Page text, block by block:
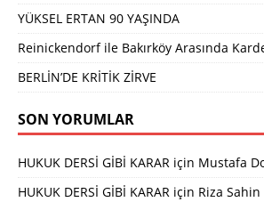
YÜKSEL ERTAN 90 YAŞINDA
Reinickendorf ile Bakırköy Arasında
BERLİN’DE KRİTİK ZİRVE
SON YORUMLAR
HUKUK DERSİ GİBİ KARAR için Mustafa
HUKUK DERSİ GİBİ KARAR için Riza Sahin